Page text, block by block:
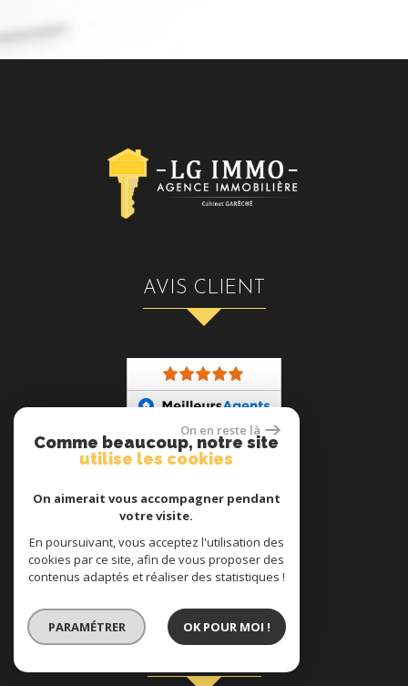
AVIS CLIENT
ADHÉRENT
On en reste là
Comme beaucoup, notre site
utilise les cookies
On aimerait vous accompagner pendant
votre visite.
En poursuivant, vous acceptez l'utilisation des
cookies par ce site, afin de vous proposer des
contenus adaptés et réaliser des statistiques !
PARAMÉTRER OK POUR MOI !